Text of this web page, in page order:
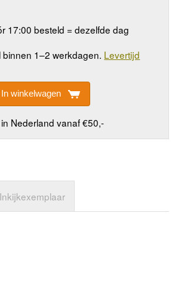
17:00 besteld = dezelfde dag
1–2 werkdagen. Levertijd
In winkelwagen
Nederland vanaf €50,-
Inkijkexemplaar